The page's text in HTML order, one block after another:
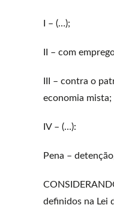
I – (…);
II – com
III – contra o
economia mista;
IV – (…):
Pena –
definidos na Lei